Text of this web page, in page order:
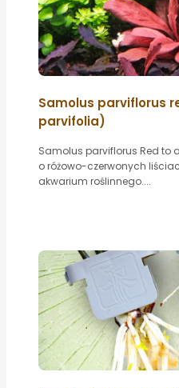
Samolus parviflorus
parvifolia)
Samolus parviflorus Red to
o różowo-czerwonych
akwarium roślinnego....